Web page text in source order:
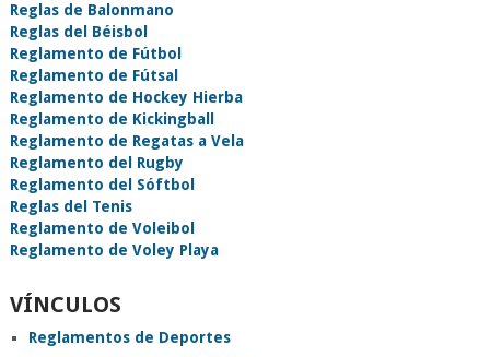
Reglas de Balonmano
Reglas del Béisbol
Reglamento de Fútbol
Reglamento de Fútsal
Reglamento de Hockey Hierba
Reglamento de Kickingball
Reglamento de Regatas a Vela
Reglamento del Rugby
Reglamento del Sóftbol
Reglas del Tenis
Reglamento de Voleibol
Reglamento de Voley Playa
VÍNCULOS
Reglamentos de Deportes